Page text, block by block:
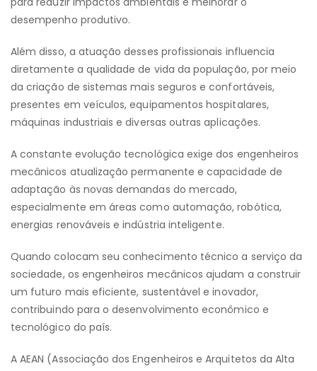
desempenho produtivo.
Além disso, a atuação desses profissionais influencia
diretamente a qualidade de vida da população, por meio
da criação de sistemas mais seguros e confortáveis,
presentes em veículos, equipamentos hospitalares,
máquinas industriais e diversas outras aplicações.
A constante evolução tecnológica exige dos engenheiros
mecânicos atualização permanente e capacidade de
adaptação às novas demandas do mercado,
especialmente em áreas como automação, robótica,
energias renováveis e indústria inteligente.
Quando colocam seu conhecimento técnico a serviço da
sociedade, os engenheiros mecânicos ajudam a construir
um futuro mais eficiente, sustentável e inovador,
contribuindo para o desenvolvimento econômico e
tecnológico do país.
A AEAN (Associação dos Engenheiros e Arquitetos da Alta